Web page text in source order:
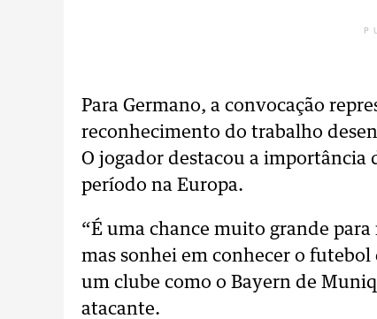
Para Germano, a convocação
reconhecimento do trabalho
O jogador destacou a importância
período na Europa.
“É uma chance muito grande
mas sonhei em conhecer o
um clube como o Bayern de
atacante.